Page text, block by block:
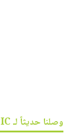
وصلنا حديثاً لـ SOLEIL TROPIC :